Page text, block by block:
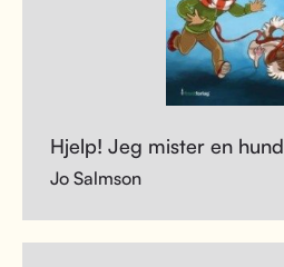
Hjelp! Jeg mister en hund
Jo Salmson